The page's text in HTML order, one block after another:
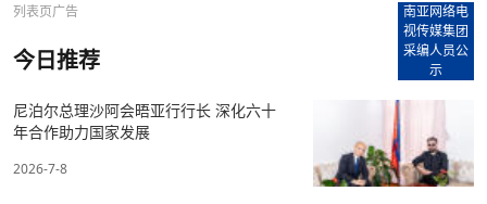
列表页广告
南亚网络电
视传媒集团
采编人员公
示
今日推荐
尼泊尔总理沙阿会晤亚行行长 深化六十
年合作助力国家发展
2026-7-8